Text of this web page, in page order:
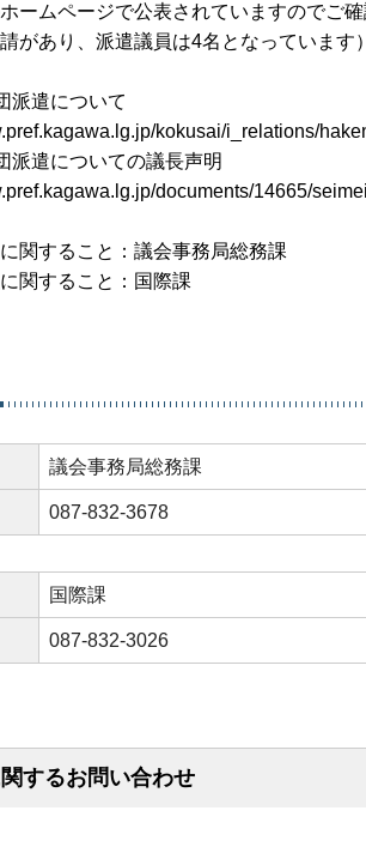
ームページで公表されていますのでご
があり、派遣議員は4名となっています）
派遣について
kokusai/i_relations/
派遣についての議長声明
documents/14665/
関すること：議会事務局総務課
関すること：国際課
議会事務局総務課
087-832-3678
国際課
087-832-3026
するお問い合わせ